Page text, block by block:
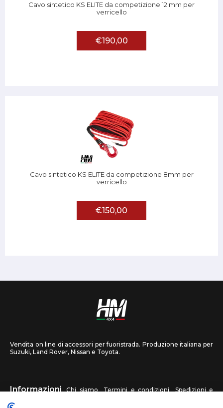
Cavo sintetico KS ELITE da competizione 12 mm per
verricello
€190,00
Cavo sintetico KS ELITE da competizione 8mm per
verricello
€150,00
Vendita on line di accessori per fuoristrada. Produzione italiana per
Suzuki, Land Rover, Nissan e Toyota.
Informazioni Chi siamo Termini e condizioni
Spedizioni e
recessi